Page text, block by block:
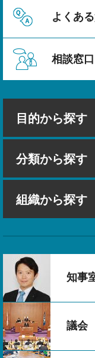
よくあ
相談窓口
目的から探す
分類から探す
組織から探す
知事
議会